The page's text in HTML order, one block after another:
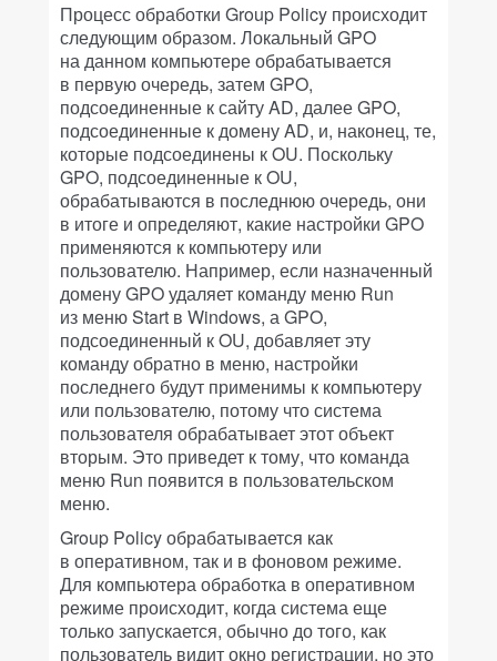
Процесс обработки Group Policy происходит
следующим образом. Локальный GPO
на данном компьютере обрабатывается
в первую очередь, затем GPO,
подсоединенные к сайту AD, далее GPO,
подсоединенные к домену AD, и, наконец, те,
которые подсоединены к OU. Поскольку
GPO, подсоединенные к OU,
обрабатываются в последнюю очередь, они
в итоге и определяют, какие настройки GPO
применяются к компьютеру или
пользователю. Например, если назначенный
домену GPO удаляет команду меню Run
из меню Start в Windows, а GPO,
подсоединенный к OU, добавляет эту
команду обратно в меню, настройки
последнего будут применимы к компьютеру
или пользователю, потому что система
пользователя обрабатывает этот объект
вторым. Это приведет к тому, что команда
меню Run появится в пользовательском
меню.
Group Policy обрабатывается как
в оперативном, так и в фоновом режиме.
Для компьютера обработка в оперативном
режиме происходит, когда система еще
только запускается, обычно до того, как
пользователь видит окно регистрации, но это